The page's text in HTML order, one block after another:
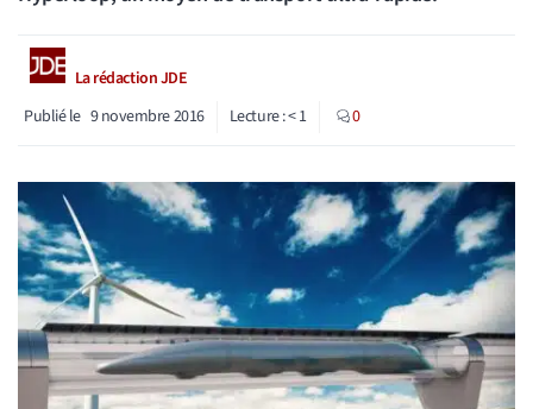
La rédaction JDE
Publié le 9 novembre 2016 Lecture :< 1 0